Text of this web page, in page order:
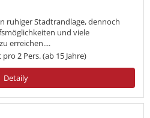
ruhiger Stadtrandlage, dennoch
und viele
erreichen....
2 Pers. (ab 15 Jahre)
Detaily